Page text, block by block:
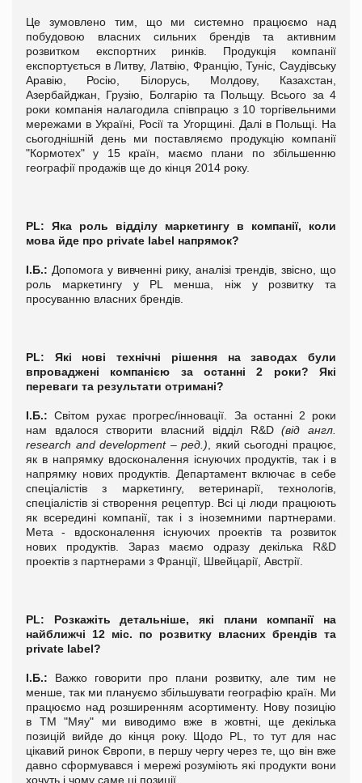
Це зумовлено тим, що ми системно працюємо над
побудовою власних сильних брендів та активним
розвитком експортних ринків. Продукція компанії
експортується в Литву, Латвію, Францію, Туніс, Саудівську
Аравію, Росію, Білорусь, Молдову, Казахстан,
Азербайджан, Грузію, Болгарію та Польщу. Всього за 4
роки компанія налагодила співпрацю з 10 торгівельними
мережами в Україні, Росії та Угорщині. Далі в Польщі. На
сьогоднішній день ми поставляємо продукцію компанії
"Кормотех" у 15 країн, маємо плани по збільшенню
географії продажів ще до кінця 2014 року.
PL: Яка роль відділу маркетингу в компанії, коли
мова йде про private label напрямок?
І.Б.: Допомога у вивченні рику, аналізі трендів, звісно, що
роль маркетингу у PL менша, ніж у розвитку та
просуванню власних брендів.
PL: Які нові технічні рішення на заводах були
впроваджені компанією за останні 2 роки? Які
переваги та результати отримані?
І.Б.:Світом рухає прогрес/інновації. За останні 2 роки
нам вдалося створити власний відділ R&D(від англ.
research and development – ред.) , який сьогодні працює,
як в напрямку вдосконалення існуючих продуктів, так і в
напрямку нових продуктів. Департамент включає в себе
спеціалістів з маркетингу, ветеринарії, технологів,
спеціалістів зі створення рецептур. Всі ці люди працюють
як всередині компанії, так і з іноземними партнерами.
Мета - вдосконалення існуючих проектів та розвиток
нових продуктів. Зараз маємо одразу декілька R&D
проектів з партнерами з Франції, Швейцарії, Австрії.
PL: Розкажіть детальніше, які плани компанії на
найближчі 12 міс. по розвитку власних брендів та
private label?
І.Б.: Важко говорити про плани розвитку, але тим не
менше, так ми плануємо збільшувати географію країн. Ми
працюємо над розширенням асортименту. Нову позицію
в ТМ "Мяу" ми виводимо вже в жовтні, ще декілька
позицій вийде до кінця року. Щодо PL, то тут для нас
цікавий ринок Європи, в першу чергу через те, що він вже
давно сформувався і мережі розуміють які продукти вони
хочуть і чому саме ці позиції.